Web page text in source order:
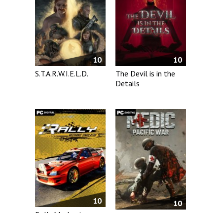
10
S.T.A.R.W.I.E.L.D.
10
The Devil is in the
Details
10
10